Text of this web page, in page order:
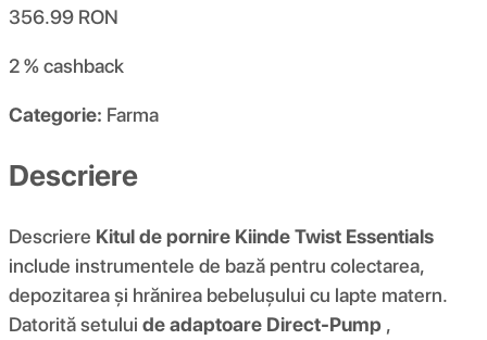
356.99 RON
2 %cashback
Categorie: Farma
Descriere
Descriere Kitul de pornire Kiinde Twist Essentials
include instrumentele de bază pentru colectarea,
depozitarea și hrănirea bebelușului cu lapte matern.
Datorită setului de adaptoare Direct-Pump ,